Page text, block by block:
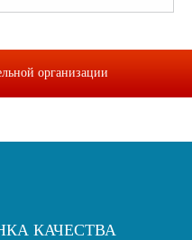
организации
КАЧЕСТВА